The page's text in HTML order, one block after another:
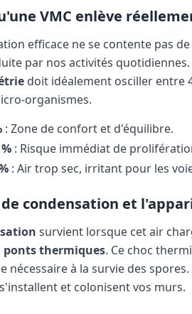
VMC enlève
efficace ne se contente pas
par nos activités
doit idéalement osciller entre
organismes.
: Zone de confort et d'équilibre.
: Risque immédiat de
: Air trop sec, irritant pour les
de condensation et
survient lorsque cet air
ponts thermiques. Ce choc
nécessaire à la survie des
et colonisent vos murs.